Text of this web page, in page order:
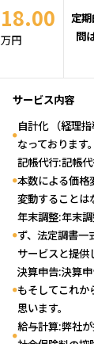
18.00
万円
定
問
サービス内容
自計化 （経理
なっております
記帳代行:記帳
本数による価格
変動することは
年末調整:年末
ず、法定調書一
サービスと提供
決算申告:決算
もそしてこれか
思います。
給与計算:弊社